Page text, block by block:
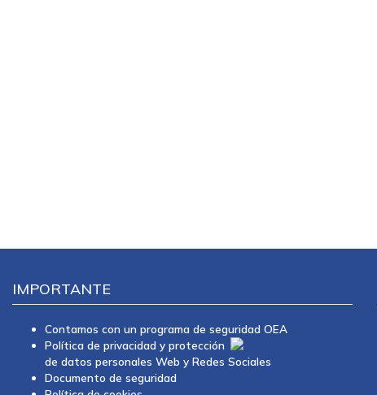
IMPORTANTE
Contamos con un programa de seguridad OEA
Política de privacidad y protección
de datos personales Web y Redes Sociales
Documento de seguridad